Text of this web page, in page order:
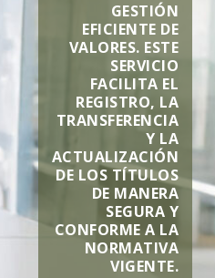
GESTIÓN
EFICIENTE DE
VALORES. ESTE
SERVICIO
FACILITA EL
REGISTRO, LA
TRANSFERENCIA
Y LA
ACTUALIZACIÓN
DE LOS TÍTULOS
DE MANERA
SEGURA Y
CONFORME A LA
NORMATIVA
VIGENTE.